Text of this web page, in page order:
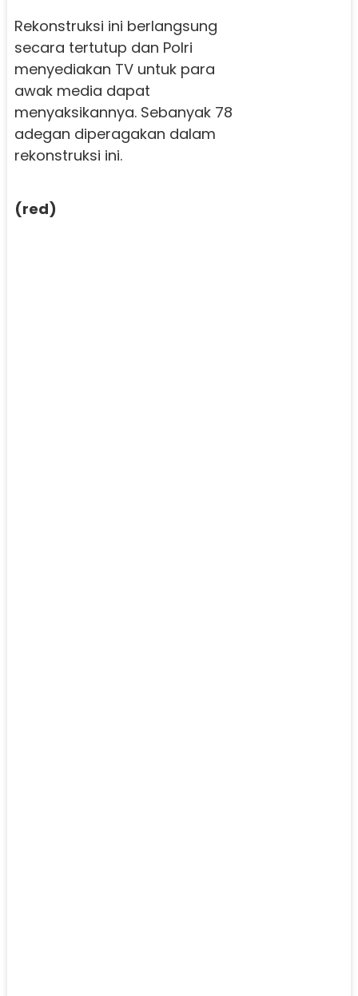
Rekonstruksi ini berlangsung
secara tertutup dan Polri
menyediakan TV untuk para
awak media dapat
menyaksikannya. Sebanyak 78
adegan diperagakan dalam
rekonstruksi ini.
(red)